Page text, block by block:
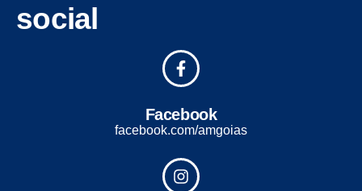
social
Facebook
facebook.com/amgoias